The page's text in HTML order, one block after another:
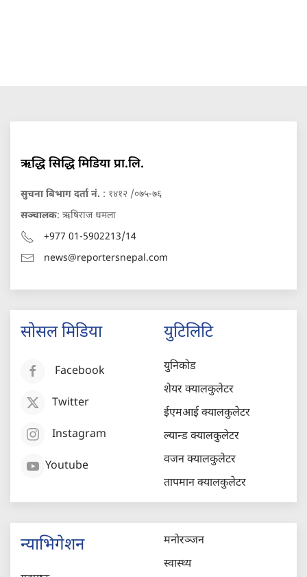
ऋद्धि सिद्धि मिडिया प्रा.लि.
सुचना बिभाग दर्ता नं. : १४१२ /०७५-७६
सञ्चालक: ऋषिराज धमला
+977 01-5902213/14
news@reportersnepal.com
सोसल मिडिया
Facebook
Twitter
Instagram
Youtube
युटिलिटि
युनिकोड
शेयर क्यालकुलेटर
ईएमआई क्यालकुलेटर
ल्यान्ड क्यालकुलेटर
वजन क्यालकुलेटर
तापमान क्यालकुलेटर
न्याभिगेशन
मनोरञ्जन
स्वास्थ्य